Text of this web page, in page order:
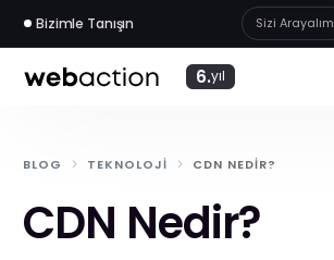
Bizimle Tanışın Sizi Arayalım
6.yıl
BLOG TEKNOLOJI CDN NEDIR?
CDN Nedir?